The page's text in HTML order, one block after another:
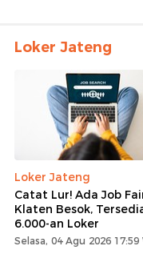
Loker Jateng
Loker Jateng
Catat Lur! Ada Job
Klaten Besok,
6.000-an Loker
Selasa, 04 Agu 2026 17:59